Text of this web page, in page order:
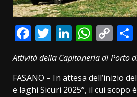
Facebook
Twitter
LinkedIn
Attività della Capitaneria di Porto
FASANO – In attesa dell’inizio
e laghi Sicuri 2025”, il cui scopo